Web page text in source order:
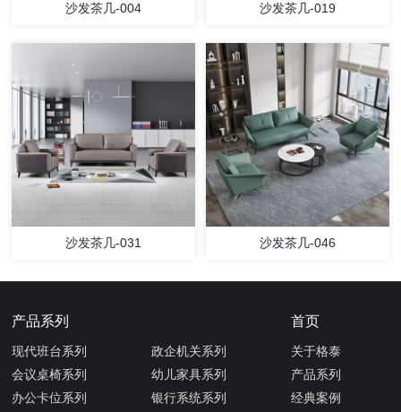
沙发茶几-004 沙发茶几-019
沙发茶几-031 沙发茶几-046
产品系列
现代班台系列
会议桌椅系列
办公卡位系列
政企机关系列
幼儿家具系列
银行系统系列
首页
关于格泰
产品系列
经典案例